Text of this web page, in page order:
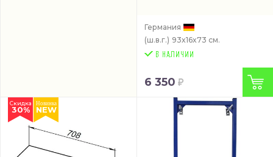
Германия
(ш.в.г.) 93x16x73 см.
6 350
Скидка
30%
Новинка
NEW